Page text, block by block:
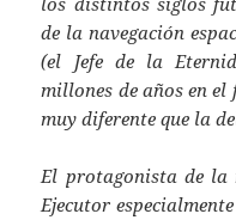
de la navegación
(el Jefe de la
millones de años en
muy diferente que la
El protagonista de la
Ejecutor